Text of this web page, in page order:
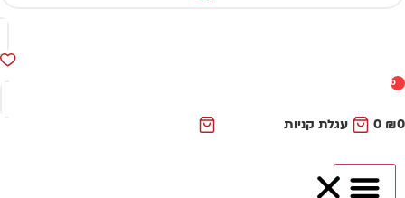
0
₪
0 עגלת קניות